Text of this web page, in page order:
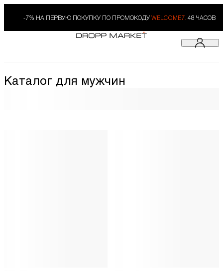
-7% НА ПЕРВУЮ ПОКУПКУ ПО ПРОМОКОДУ WELCOME7. 48 ЧАСОВ
Каталог для мужчин